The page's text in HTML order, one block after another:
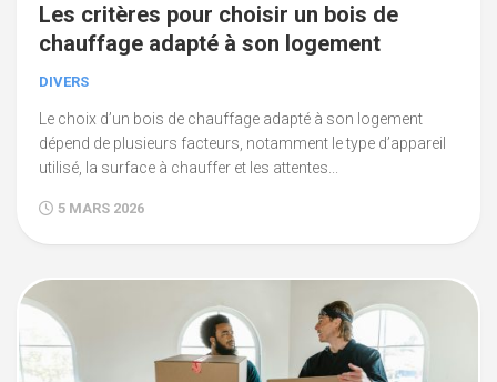
Les critères pour choisir un bois de
chauffage adapté à son logement
DIVERS
Le choix d’un bois de chauffage adapté à son logement
dépend de plusieurs facteurs, notamment le type d’appareil
utilisé, la surface à chauffer et les attentes...
5 MARS 2026